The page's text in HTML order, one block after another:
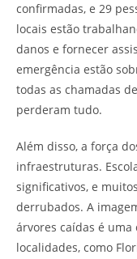
confirmadas, e 29
locais estão
danos e fornecer
emergência estão
todas as chamadas
perderam tudo.
Além disso, a força
infraestruturas.
significativos, e
derrubados. A
árvores caídas é
localidades, como